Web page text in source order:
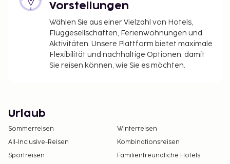
Vorstellungen
Wählen Sie aus einer Vielzahl von Hotels,
Fluggesellschaften, Ferienwohnungen und
Aktivitäten. Unsere Plattform bietet maximale
Flexibilität und nachhaltige Optionen, damit
Sie reisen können, wie Sie es möchten.
Urlaub
Sommerreisen
Winterreisen
All-Inclusive-Reisen
Kombinationsreisen
Sportreisen
Familienfreundliche Hotels